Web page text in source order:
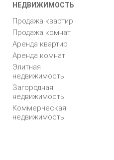
НЕДВИЖИМОСТЬ
Продажа квартир
Продажа комнат
Аренда квартир
Аренда комнат
Элитная
недвижимость
Загородная
недвижимость
Коммерческая
недвижимость